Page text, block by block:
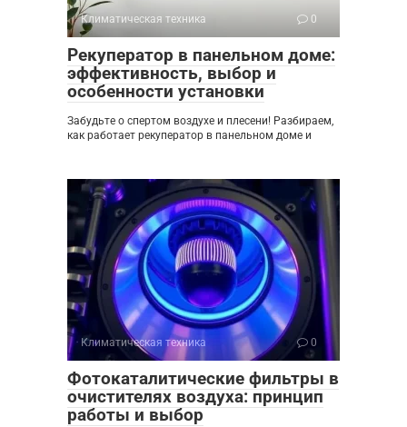
Климатическая техника 0
Рекуператор в панельном доме:
эффективность, выбор и
особенности установки
Забудьте о спертом воздухе и плесени! Разбираем,
как работает рекуператор в панельном доме и
Климатическая техника 0
Фотокаталитические фильтры в
очистителях воздуха: принцип
работы и выбор